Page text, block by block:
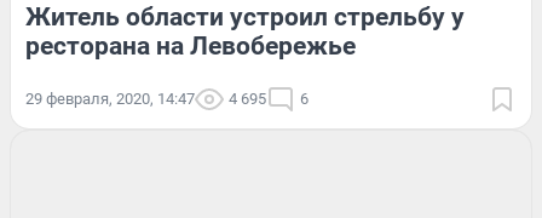
Житель области устроил стрельбу у
ресторана на Левобережье
29 февраля, 2020, 14:47 4 695 6